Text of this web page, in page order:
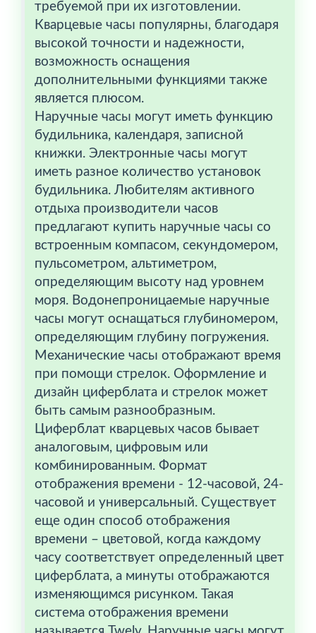
требуемой при их изготовлении.
Кварцевые часы популярны, благодаря
высокой точности и надежности,
возможность оснащения
дополнительными функциями также
является плюсом.
Наручные часы могут иметь функцию
будильника, календаря, записной
книжки. Электронные часы могут
иметь разное количество установок
будильника. Любителям активного
отдыха производители часов
предлагают купить наручные часы со
встроенным компасом, секундомером,
пульсометром, альтиметром,
определяющим высоту над уровнем
моря. Водонепроницаемые наручные
часы могут оснащаться глубиномером,
определяющим глубину погружения.
Механические часы отображают время
при помощи стрелок. Оформление и
дизайн циферблата и стрелок может
быть самым разнообразным.
Циферблат кварцевых часов бывает
аналоговым, цифровым или
комбинированным. Формат
отображения времени - 12-часовой, 24-
часовой и универсальный. Существует
еще один способ отображения
времени – цветовой, когда каждому
часу соответствует определенный цвет
циферблата, а минуты отображаются
изменяющимся рисунком. Такая
система отображения времени